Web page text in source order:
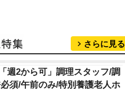
さらに見る
「週2から可」調理スタッフ/調
須/午前のみ/特別養護老人ホ